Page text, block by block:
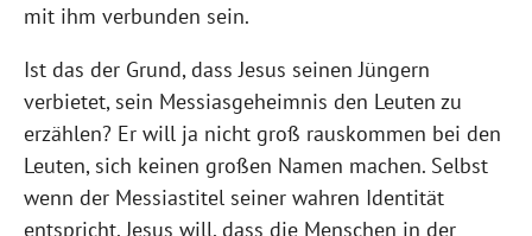
mit ihm verbunden sein.
Ist das der Grund, dass Jesus seinen Jüngern
verbietet, sein Messiasgeheimnis den Leuten zu
erzählen? Er will ja nicht groß rauskommen bei den
Leuten, sich keinen großen Namen machen. Selbst
wenn der Messiastitel seiner wahren Identität
entspricht. Jesus will, dass die Menschen in der